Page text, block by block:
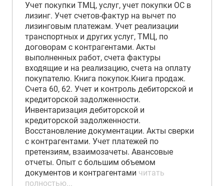
Учет покупки ТМЦ, услуг, учет покупки ОС в
лизинг. Учет счетов-фактур на вычет по
лизинговым платежам. Учет реализации
транспортных и других услуг, ТМЦ, по
договорам с контрагентами. Акты
выполненных работ, счета фактуры
входящие и на реализацию, счета на оплату
покупателю. Книга покупок.Книга продаж.
Счета 60, 62. Учет и контроль дебиторской и
кредиторской задолженности.
Инвентаризация дебиторской и
кредиторской задолженности.
Восстановление документации. Акты сверки
с контрагентами. Учет платежей по
претензиям, взаимозачеты. Авансовые
отчеты. Опыт с большим объемом
документов и контрагентами читать
полностью...